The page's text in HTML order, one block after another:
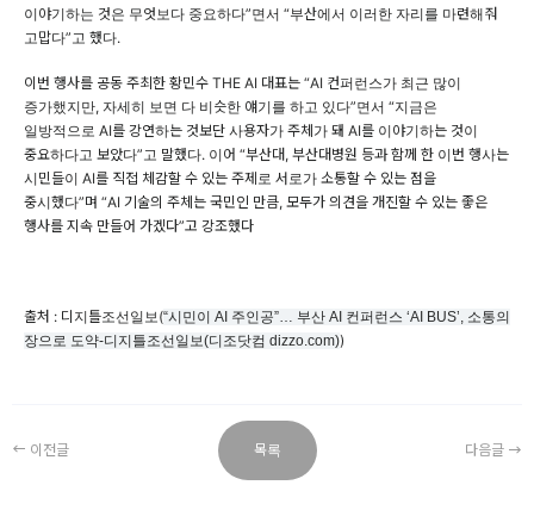
이야기하는 것은 무엇보다 중요하다”면서 “부산에서 이러한 자리를 마련해줘
고맙다”고 했다.
이번 행사를 공동 주최한 황민수 THE AI 대표는 “AI 컨퍼런스가 최근 많이
증가했지만, 자세히 보면 다 비슷한 얘기를 하고 있다”면서 “지금은
일방적으로 AI를 강연하는 것보단 사용자가 주체가 돼 AI를 이야기하는 것이
중요하다고 보았다”고 말했다. 이어 “부산대, 부산대병원 등과 함께 한 이번 행사는
시민들이 AI를 직접 체감할 수 있는 주제로 서로가 소통할 수 있는 점을
중시했다”며 “AI 기술의 주체는 국민인 만큼, 모두가 의견을 개진할 수 있는 좋은
행사를 지속 만들어 가겠다”고 강조했다
출처 : 디지틀조선일보(“시민이 AI 주인공”… 부산 AI 컨퍼런스 ‘AI BUS’, 소통의
장으로 도약-디지틀조선일보(디조닷컴 dizzo.com))
이전글 목록 다음글